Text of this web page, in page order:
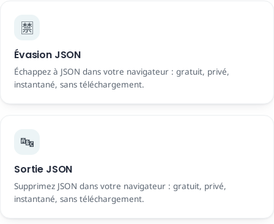
🈲
Évasion JSON
Échappez à JSON dans votre navigateur : gratuit, privé,
instantané, sans téléchargement.
🔤
Sortie JSON
Supprimez JSON dans votre navigateur : gratuit, privé,
instantané, sans téléchargement.